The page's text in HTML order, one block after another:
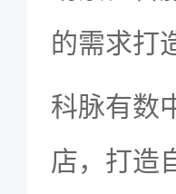
的需求打
科脉有数
店，打造